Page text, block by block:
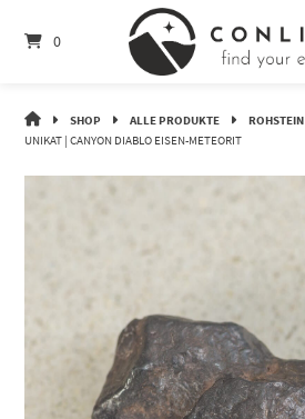
zum
0
CONLIGHT
SHOP ALLE PRODUKTE
ROHSTEIN
UNIKAT | CANYON DIABLO EISEN-METEORIT